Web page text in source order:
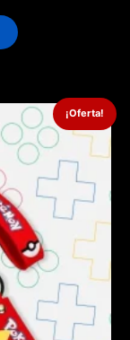
¡Oferta!